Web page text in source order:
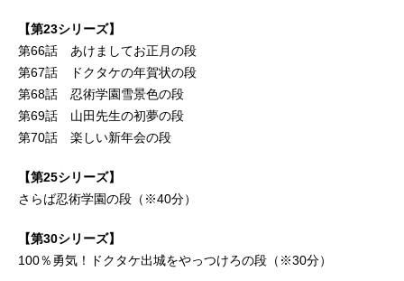
【第23シリーズ】
第66話 あけましてお正月の段
第67話 ドクタケの年賀状の段
第68話 忍術学園雪景色の段
第69話 山田先生の初夢の段
第70話 楽しい新年会の段
【第25シリーズ】
さらば忍術学園の段（※40分）
【第30シリーズ】
100％勇気！ドクタケ出城をやっつけろの段（※30分）